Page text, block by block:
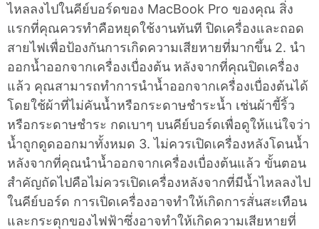
ไหลลงไปในคีย์บอร์ดของ MacBook Pro ของคุณ สิ่ง
แรกที่คุณควรทำคือหยุดใช้งานทันที ปิดเครื่องและถอด
สายไฟเพื่อป้องกันการเกิดความเสียหายที่มากขึ้น 2. นำ
ออกน้ำออกจากเครื่องเบื่องต้น หลังจากที่คุณปิดเครื่อง
แล้ว คุณสามารถทำการนำน้ำออกจากเครื่องเบื่องต้นได้
โดยใช้ผ้าที่ไม่คันน้ำหรือกระดาษชำระน้ำ เช่นผ้าขี้ริ้ว
หรือกระดาษชำระ กดเบาๆ บนคีย์บอร์ดเพื่อดูให้แน่ใจว่า
น้ำถูกดูดออกมาทั้งหมด 3. ไม่ควรเปิดเครื่องหลังโดนน้ำ
หลังจากที่คุณนำน้ำออกจากเครื่องเบื่องต้นแล้ว ขั้นตอน
สำคัญถัดไปคือไม่ควรเปิดเครื่องหลังจากที่มีน้ำไหลลงไป
ในคีย์บอร์ด การเปิดเครื่องอาจทำให้เกิดการสั่นสะเทือน
และกระตุกของไฟฟ้าซึ่งอาจทำให้เกิดความเสียหายที่